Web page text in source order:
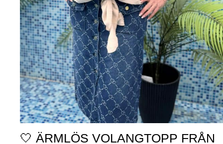
🤍 ÄRMLÖS VOLANGTOPP FRÅN